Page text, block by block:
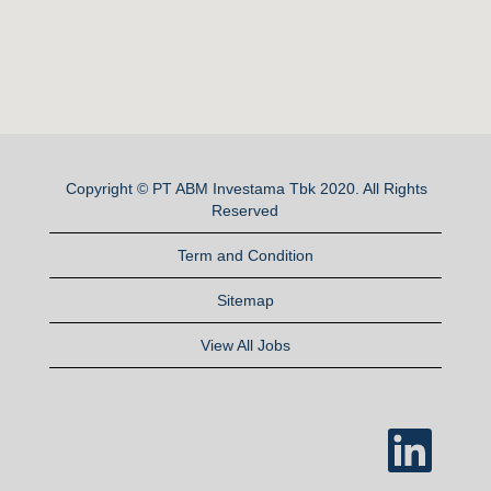
Copyright © PT ABM Investama Tbk 2020. All Rights
Reserved
Term and Condition
Sitemap
View All Jobs
M
b